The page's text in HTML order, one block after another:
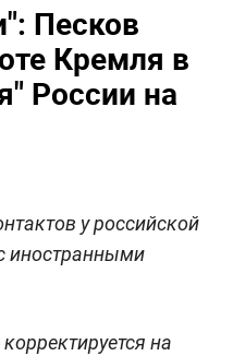
Песков
Кремля в
России на
у российской
иностранными
на